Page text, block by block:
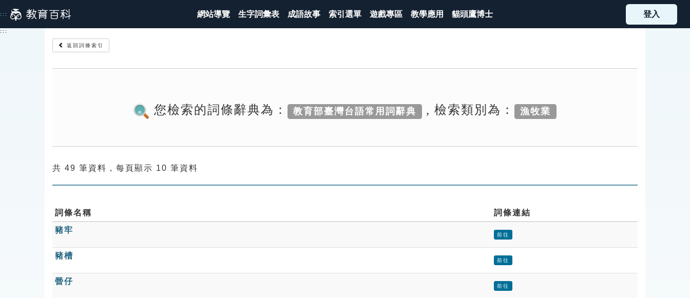
到
主
::: 網站導覽 生字詞彙表 成語故事 索引選單 遊戲專區 教學應用 貓頭鷹博士 登入
:::
返回詞條索引
您檢索的詞條辭典為： 教育部臺灣台語常用詞辭典 , 檢索類別為： 漁牧業
共 49 筆資料，每頁顯示 10 筆資料
詞條名稱
詞條連結
豬牢
前往
豬槽
前往
罾仔
前往